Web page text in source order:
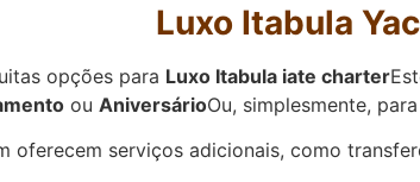
Luxo Itabula
opções para Luxo Itabula iate charter
ou AniversárioOu, simplesmente,
serviços adicionais, como